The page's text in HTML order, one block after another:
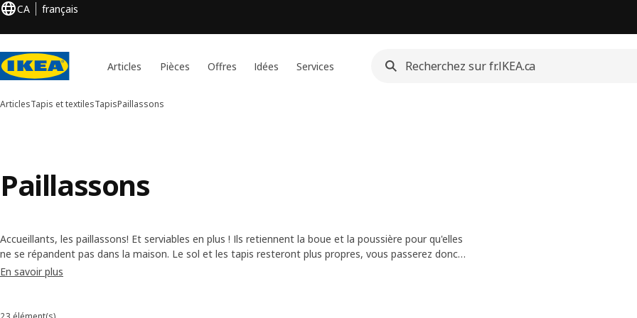
CA français
Articles Pièces Offres Idées Services
ArticlesTapis et textilesTapisPaillassons
Paillassons
Accueillants, les paillassons! Et serviables en plus ! Ils retiennent la boue et la poussière pour qu'elles
ne se répandent pas dans la maison. Le sol et les tapis resteront plus propres, vous passerez donc
moins souvent l'aspirateur. La plupart de nos paillassons comportent un envers antidérapant qui les
En savoir plus